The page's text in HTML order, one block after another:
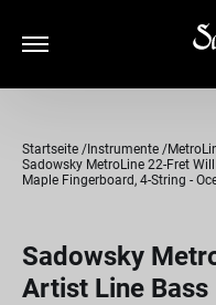
Startseite Instrumente
Sadowsky MetroLine 22-Fret
Maple Fingerboard, 4-String -
Sadowsky
Artist Line Bass